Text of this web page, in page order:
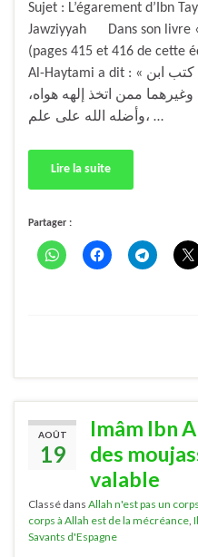
Sujet : L’égarement d’Ibn
Jawziyyah Dans son livre
(pages 415 et 416 de cette
Al-Haytami a dit : « وإياك أنْ تصغى إلى ما في كتب ابن
وغيرهما ممن اتخذ إلهه هواه،
وأضله الله على علم، …
Lire la suite
Partager :
AOÛT
19
Imâm Ibn
des
valable
Classé dans Allah n'est pas un
corps à Allah est de la mécréance
Savants d'Espagne